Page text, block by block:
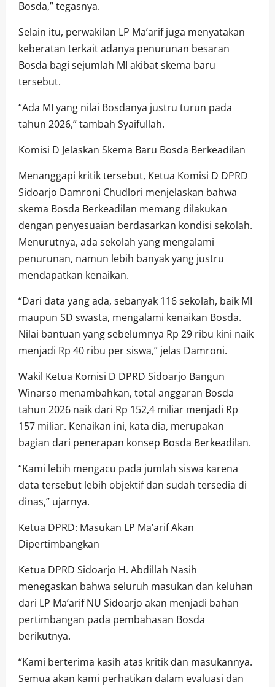
Bosda,” tegasnya.
Selain itu, perwakilan LP Ma’arif juga menyatakan
keberatan terkait adanya penurunan besaran
Bosda bagi sejumlah MI akibat skema baru
tersebut.
“Ada MI yang nilai Bosdanya justru turun pada
tahun 2026,” tambah Syaifullah.
Komisi D Jelaskan Skema Baru Bosda Berkeadilan
Menanggapi kritik tersebut, Ketua Komisi D DPRD
Sidoarjo Damroni Chudlori menjelaskan bahwa
skema Bosda Berkeadilan memang dilakukan
dengan penyesuaian berdasarkan kondisi sekolah.
Menurutnya, ada sekolah yang mengalami
penurunan, namun lebih banyak yang justru
mendapatkan kenaikan.
“Dari data yang ada, sebanyak 116 sekolah, baik MI
maupun SD swasta, mengalami kenaikan Bosda.
Nilai bantuan yang sebelumnya Rp 29 ribu kini naik
menjadi Rp 40 ribu per siswa,” jelas Damroni.
Wakil Ketua Komisi D DPRD Sidoarjo Bangun
Winarso menambahkan, total anggaran Bosda
tahun 2026 naik dari Rp 152,4 miliar menjadi Rp
157 miliar. Kenaikan ini, kata dia, merupakan
bagian dari penerapan konsep Bosda Berkeadilan.
“Kami lebih mengacu pada jumlah siswa karena
data tersebut lebih objektif dan sudah tersedia di
dinas,” ujarnya.
Ketua DPRD: Masukan LP Ma’arif Akan
Dipertimbangkan
Ketua DPRD Sidoarjo H. Abdillah Nasih
menegaskan bahwa seluruh masukan dan keluhan
dari LP Ma’arif NU Sidoarjo akan menjadi bahan
pertimbangan pada pembahasan Bosda
berikutnya.
“Kami berterima kasih atas kritik dan masukannya.
Semua akan kami perhatikan dalam evaluasi dan